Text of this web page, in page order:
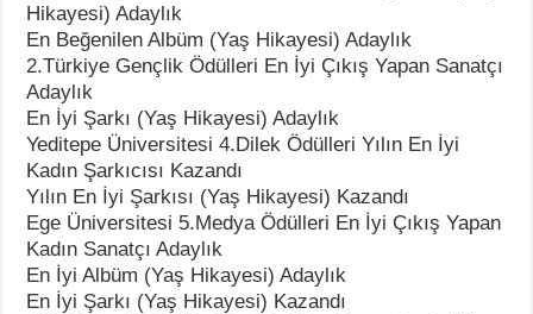
Hikayesi) Adaylık
En Beğenilen Albüm (Yaş Hikayesi) Adaylık
2.Türkiye Gençlik Ödülleri En İyi Çıkış Yapan Sanatçı
Adaylık
En İyi Şarkı (Yaş Hikayesi) Adaylık
Yeditepe Üniversitesi 4.Dilek Ödülleri Yılın En İyi
Kadın Şarkıcısı Kazandı
Yılın En İyi Şarkısı (Yaş Hikayesi) Kazandı
Ege Üniversitesi 5.Medya Ödülleri En İyi Çıkış Yapan
Kadın Sanatçı Adaylık
En İyi Albüm (Yaş Hikayesi) Adaylık
En İyi Şarkı (Yaş Hikayesi) Kazandı